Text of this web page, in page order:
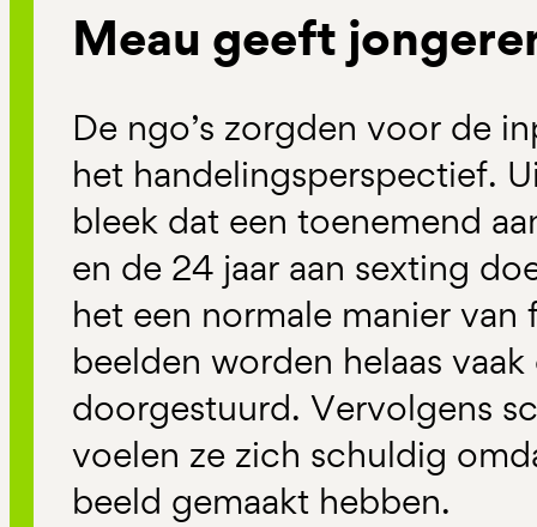
Meau geeft
De ngo’s zorgden voor de
het handelingsperspectief.
bleek dat een toenemend
en de 24 jaar aan sexting
het een normale manier
beelden worden helaas
doorgestuurd. Vervolgens
voelen ze zich schuldig
beeld gemaakt hebben.